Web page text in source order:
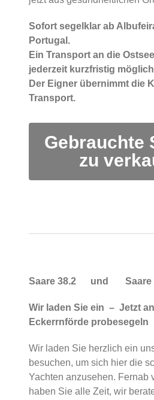
Sofort segelklar ab
Portugal.
Ein Transport an die
jederzeit kurzfristig
Der Eigner übernimmt die
Transport.
Gebrauchte
zu
Saare 38.2 und Saare
Wir laden Sie ein – Jetzt
Eckerrnförde probesegeln
Wir laden Sie herzlich ein
besuchen, um sich hier die
Yachten anzusehen. Fernab
haben Sie alle Zeit, wir